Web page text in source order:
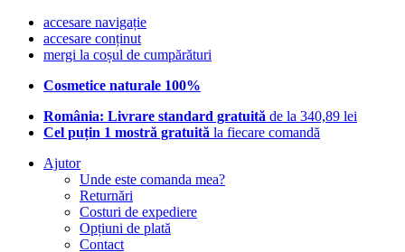
accesare navigație
accesare conținut
mergi la coșul de cumpărături
Cosmetice naturale 100%
România: Livrare standard gratuită de la 340,89 lei
Cel puțin 1 mostră gratuită la fiecare comandă
Ajutor
Unde este comanda mea?
Returnări
Costuri de expediere
Opțiuni de plată
Contact